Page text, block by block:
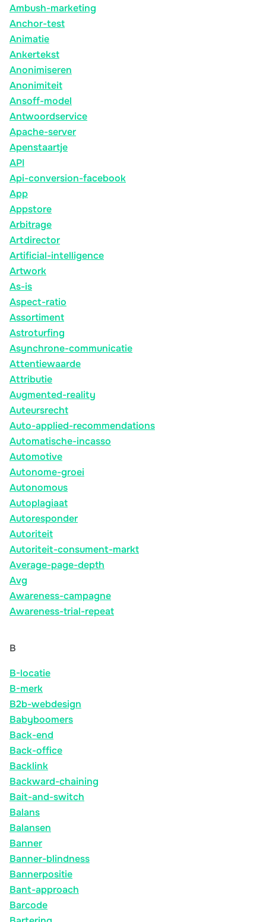
Ambush-marketing
Anchor-test
Animatie
Ankertekst
Anonimiseren
Anonimiteit
Ansoff-model
Antwoordservice
Apache-server
Apenstaartje
API
Api-conversion-facebook
App
Appstore
Arbitrage
Artdirector
Artificial-intelligence
Artwork
As-is
Aspect-ratio
Assortiment
Astroturfing
Asynchrone-communicatie
Attentiewaarde
Attributie
Augmented-reality
Auteursrecht
Auto-applied-recommendations
Automatische-incasso
Automotive
Autonome-groei
Autonomous
Autoplagiaat
Autoresponder
Autoriteit
Autoriteit-consument-markt
Average-page-depth
Avg
Awareness-campagne
Awareness-trial-repeat
B
B-locatie
B-merk
B2b-webdesign
Babyboomers
Back-end
Back-office
Backlink
Backward-chaining
Bait-and-switch
Balans
Balansen
Banner
Banner-blindness
Bannerpositie
Bant-approach
Barcode